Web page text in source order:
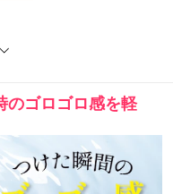
のゴロゴロ感を軽